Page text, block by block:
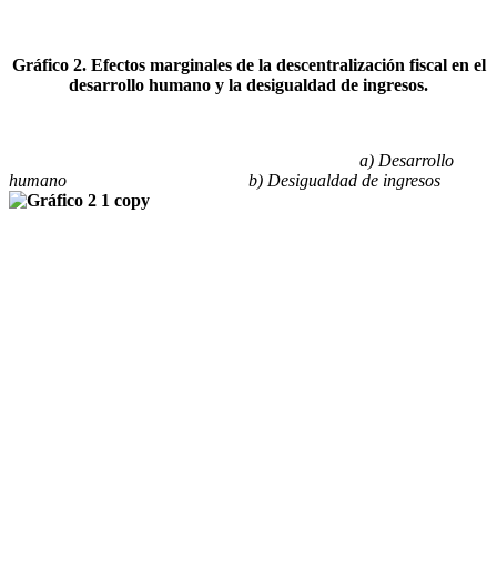
Gráfico 2. Efectos marginales de la descentralización fiscal en el
desarrollo humano y la desigualdad de ingresos.
a) Desarrollo
humano b) Desigualdad de ingresos